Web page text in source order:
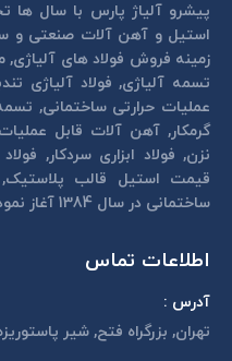
پیشرو آلیاژ پارس با سال ها
استیل و آهن آلات صنعتی و
زمینه فروش فولاد های آلیاژی,
تسمه آلیاژی, فولاد آلیاژی
عمليات حرارتی ساختمانی,
گرمكار, آهن آلات قابل
قیمت استیل قالب
ساختمانی در سال 1384 آغاز نموده است.
اطلاعات تماس
آدرس :
تهران, بزرگراه فتح, شير